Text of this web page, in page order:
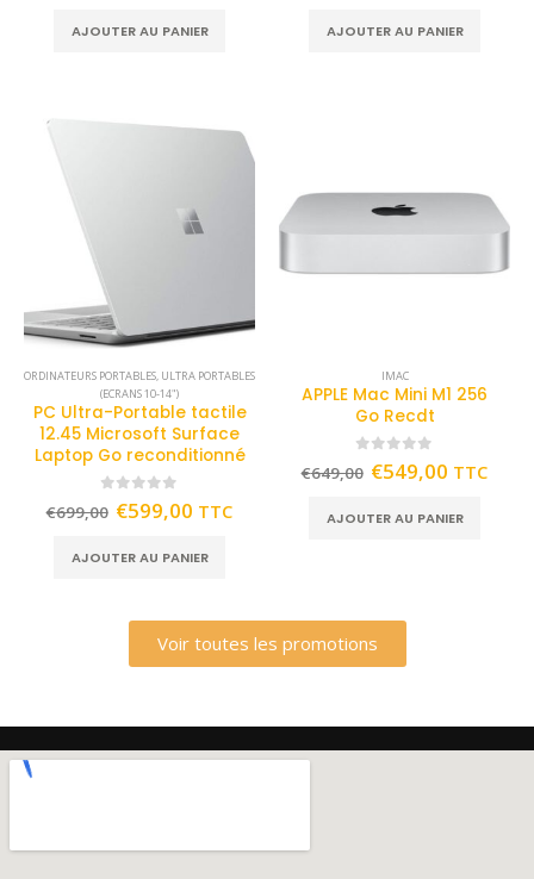
AJOUTER AU PANIER AJOUTER AU PANIER
ORDINATEURS PORTABLES, ULTRA PORTABLES
(ECRANS 10-14")
PC Ultra-Portable tactile
12.45 Microsoft Surface
Laptop Go reconditionné
out of 5
€699,00 €599,00 TTC
AJOUTER AU PANIER
IMAC
APPLE Mac Mini M1 256
Go Recdt
out of 5
€649,00 €549,00 TTC
AJOUTER AU PANIER
Voir toutes les promotions